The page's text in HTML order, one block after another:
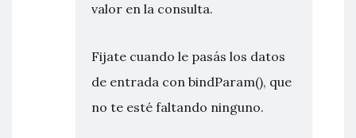
valor en la consulta.
Fijate cuando le pasás los datos
de entrada con bindParam(), que
no te esté faltando ninguno.